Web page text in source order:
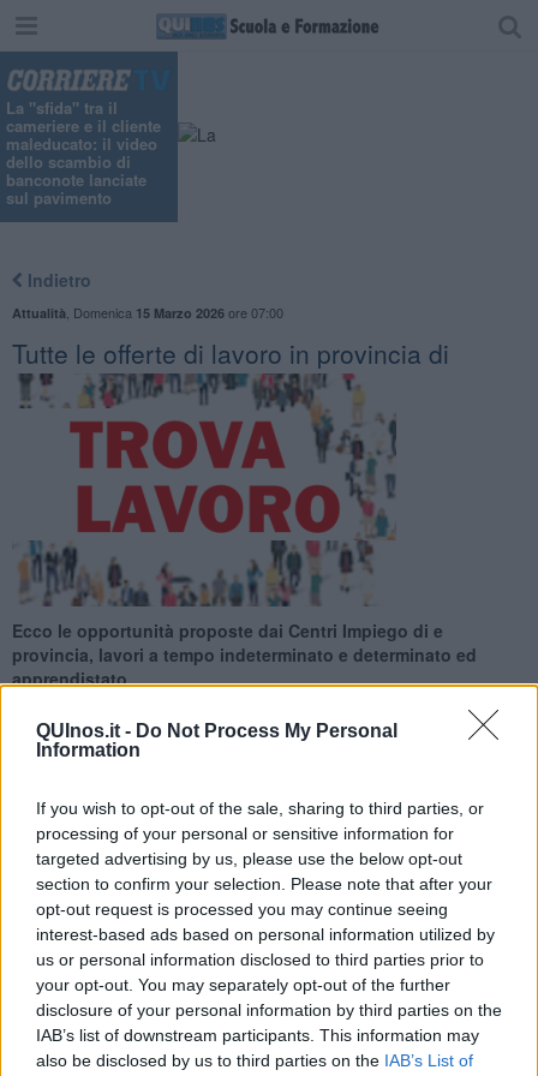
QUInos.it - Do Not Process My Personal
Information
If you wish to opt-out of the sale, sharing to third parties, or
processing of your personal or sensitive information for
targeted advertising by us, please use the below opt-out
section to confirm your selection. Please note that after your
opt-out request is processed you may continue seeing
interest-based ads based on personal information utilized by
us or personal information disclosed to third parties prior to
your opt-out. You may separately opt-out of the further
disclosure of your personal information by third parties on the
IAB’s list of downstream participants. This information may
also be disclosed by us to third parties on the IAB’s List of
La "sfida" tra il
cameriere e il cliente
maleducato: il video
dello scambio di
banconote lanciate
sul pavimento
Indietro
Attualità Domenica 15 Marzo 2026ore 07:00
​Tutte le offerte di lavoro in provincia di
Ecco le opportunità proposte dai Centri Impiego di e
provincia, lavori a tempo indeterminato e determinato ed
apprendistato
Ecco le opportunità proposte dai Centri Impiego di e provincia per
la settimana 11 del 2026 (dal 15 March 2026 al 21 March 2026),
lavori a tempo indeterminato e determinato ed apprendistato.
Per vedere tutte le offerte di lavoroCLICCA QUI
Questa settimana:
I lavori più richiesti
Orario Lavoro